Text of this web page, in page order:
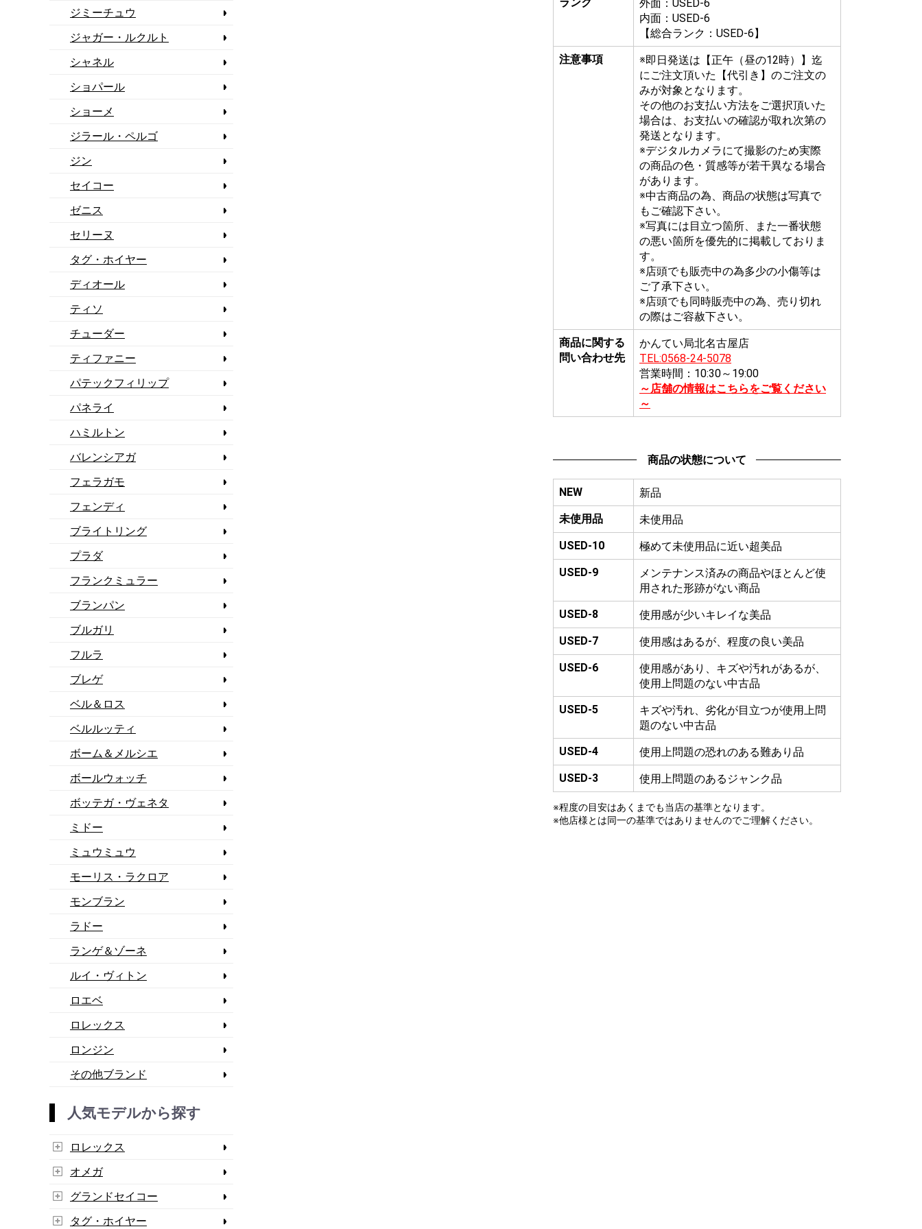
ジミーチュウ
ジャガー・ルクルト
シャネル
ショパール
ショーメ
ジラール・ペルゴ
ジン
セイコー
ゼニス
セリーヌ
タグ・ホイヤー
ディオール
ティソ
チューダー
ティファニー
パテックフィリップ
パネライ
ハミルトン
バレンシアガ
フェラガモ
フェンディ
ブライトリング
プラダ
フランクミュラー
ブランパン
ブルガリ
フルラ
ブレゲ
ベル＆ロス
ベルルッティ
ボーム＆メルシエ
ボールウォッチ
ボッテガ・ヴェネタ
ミドー
ミュウミュウ
モーリス・ラクロア
モンブラン
ラドー
ランゲ＆ゾーネ
ルイ・ヴィトン
ロエベ
ロレックス
ロンジン
その他ブランド
人気モデルから探す
ロレックス
オメガ
グランドセイコー
タグ・ホイヤー
外面：USED-6
内面：USED-6
【総合ランク：USED-6】
注意事項
※即日発送は【正午（昼の12時）】迄
にご注文頂いた【代引き】のご注文の
みが対象となります。
その他のお支払い方法をご選択頂いた
場合は、お支払いの確認が取れ次第の
発送となります。
※デジタルカメラにて撮影のため実際
の商品の色・質感等が若干異なる場合
があります。
※中古商品の為、商品の状態は写真で
もご確認下さい。
※写真には目立つ箇所、また一番状態
の悪い箇所を優先的に掲載しておりま
す。
※店頭でも販売中の為多少の小傷等は
ご了承下さい。
※店頭でも同時販売中の為、売り切れ
の際はご容赦下さい。
商品に関する
問い合わせ先
かんてい局北名古屋店
TEL:0568-24-5078
営業時間：10:30～19:00
～店舗の情報はこちらをご覧ください
～
商品の状態について
NEW
新品
未使用品
未使用品
USED-10
極めて未使用品に近い超美品
USED-9
メンテナンス済みの商品やほとんど使
用された形跡がない商品
USED-8
使用感が少いキレイな美品
USED-7
使用感はあるが、程度の良い美品
USED-6
使用感があり、キズや汚れがあるが、
使用上問題のない中古品
USED-5
キズや汚れ、劣化が目立つが使用上問
題のない中古品
USED-4
使用上問題の恐れのある難あり品
USED-3
使用上問題のあるジャンク品
※程度の目安はあくまでも当店の基準となります。
※他店様とは同一の基準ではありませんのでご理解ください。